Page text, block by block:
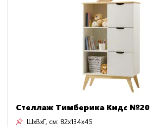
Стеллаж Тимберика Кидс №20
ШxВxГ, см: 82x134x45